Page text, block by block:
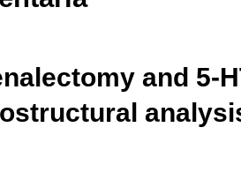
and 5-